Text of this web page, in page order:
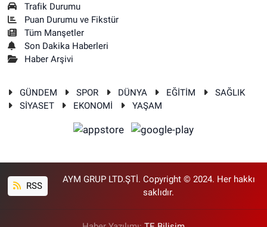
Trafik Durumu
Puan Durumu ve Fikstür
Tüm Manşetler
Son Dakika Haberleri
Haber Arşivi
GÜNDEM SPOR DÜNYA EĞİTİM
SAĞLIK
SİYASET
EKONOMİ YAŞAM
RSS
AYM GRUP LTD.ŞTİ. Copyright © 2024. Her hakkı
saklıdır.